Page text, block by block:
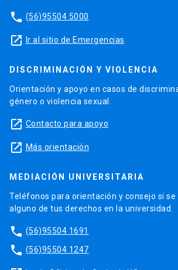
phone (56)95504 5000
launch Ir al sitio de Emergencias
DISCRIMINACIÓN Y VIOLENCIA
Orientación y apoyo en casos de
género o violencia sexual.
launch Contacto para apoyo
launch Más orientación
MEDIACIÓN UNIVERSITARIA
Teléfonos para orientación y consejo si se
alguno de tus derechos en la universidad.
phone (56)95504 1691
phone (56)95504 1247